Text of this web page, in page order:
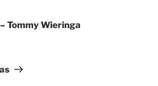
Tommy Wieringa